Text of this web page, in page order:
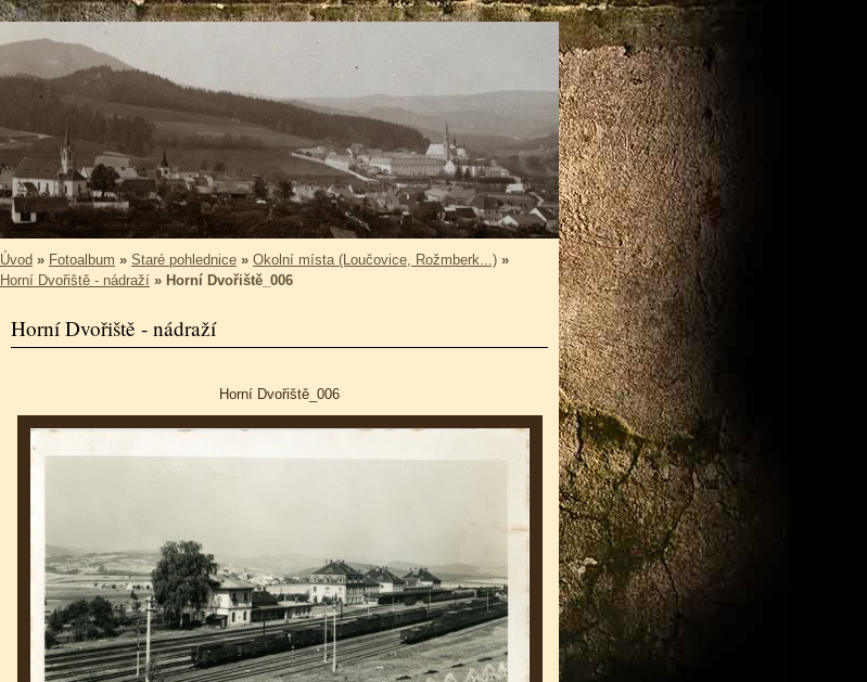
Úvod » Fotoalbum » Staré pohlednice » Okolní místa (Loučovice, Rožmberk...) »
Horní Dvořiště - nádraží » Horní Dvořiště_006
Horní Dvořiště - nádraží
Horní Dvořiště_006